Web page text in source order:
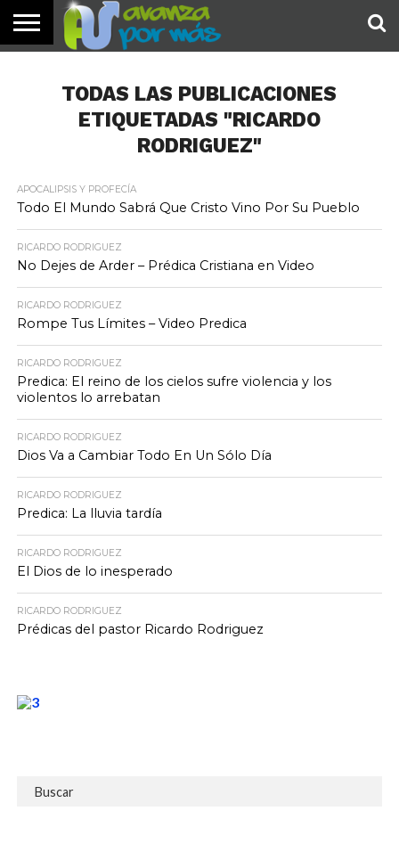
DE HOY
NOSOTROS
TODAS LAS PUBLICACIONES
ETIQUETADAS "RICARDO
RODRIGUEZ"
APOCALIPSIS Y PROFECÍA
Todo El Mundo Sabrá Que Cristo Vino Por Su Pueblo
RICARDO RODRIGUEZ
No Dejes de Arder – Prédica Cristiana en Video
RICARDO RODRIGUEZ
Rompe Tus Límites – Video Predica
RICARDO RODRIGUEZ
Predica: El reino de los cielos sufre violencia y los
violentos lo arrebatan
RICARDO RODRIGUEZ
Dios Va a Cambiar Todo En Un Sólo Día
RICARDO RODRIGUEZ
Predica: La lluvia tardía
RICARDO RODRIGUEZ
El Dios de lo inesperado
RICARDO RODRIGUEZ
Prédicas del pastor Ricardo Rodriguez